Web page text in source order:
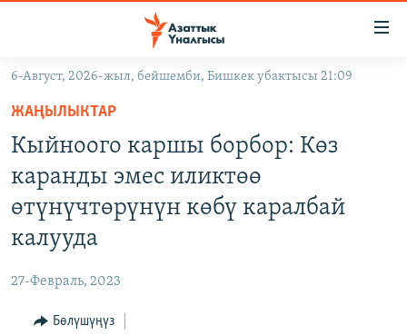
Навигацияга
өтүңүз
Издөөгө
салыңыз
УКРАИНА
БҮГҮН АЗАТТЫКТА
ЭКСПЕРТТЕР ТАЛДАЙТ
ПОДКАСТ
ӨЗГӨЧӨ ПИКИР
6-Август, 2026-жыл, бейшемби, Бишкек убактысы 21:09
ЖАҢЫЛЫКТАР
Кыйноого каршы борбор: Көз
каранды эмес иликтөө
өтүнүчтөрүнүн көбү каралбай
калууда
27-Февраль, 2023
Бөлүшүңүз